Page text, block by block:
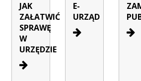
JAK
ZAŁATWIĆ
SPRAWĘ
W
URZĘDZIE
E-
URZĄD